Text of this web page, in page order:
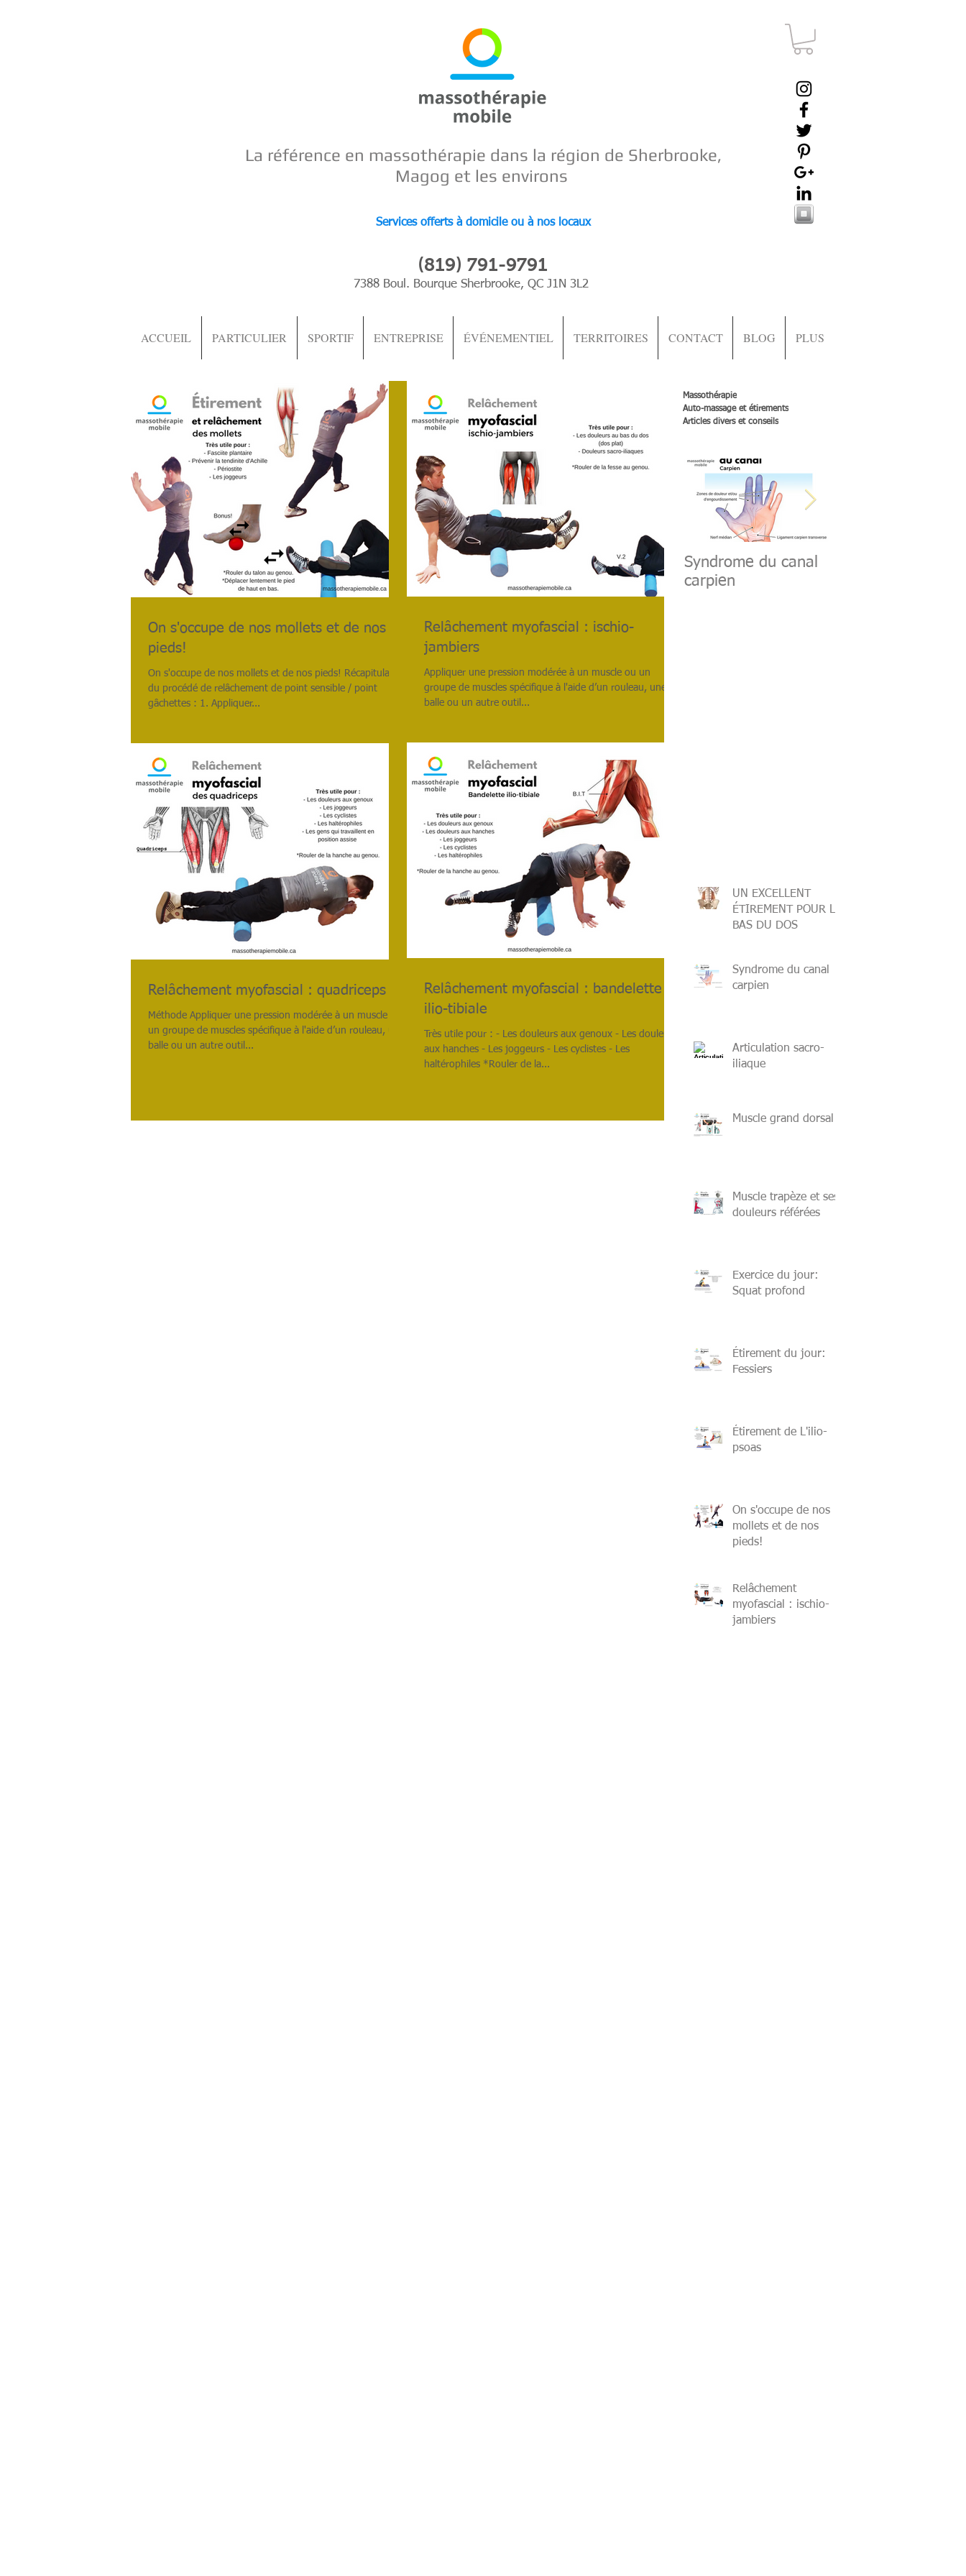
La référence en massothérapie dans la région de Sherbrooke,
Magog et les environs
Services offerts à domicile ou à nos locaux
(819) 791-9791
7388 Boul. Bourque Sherbrooke, QC J1N 3L2
ACCUEIL PARTICULIER SPORTIF ENTREPRISE ÉVÉNEMENTIEL TERRITOIRES CONTACT BLOG PLUS
On s'occupe de nos mollets et de nos
pieds!
On s'occupe de nos mollets et de nos pieds! Récapitulatif
du procédé de relâchement de point sensible / point
gâchettes : 1. Appliquer...
Relâchement myofascial : ischio-
jambiers
Appliquer une pression modérée à un muscle ou un
groupe de muscles spécifique à l'aide d’un rouleau, une
balle ou un autre outil...
Relâchement myofascial : quadriceps
Méthode Appliquer une pression modérée à un muscle ou
un groupe de muscles spécifique à l'aide d’un rouleau, une
balle ou un autre outil...
Relâchement myofascial : bandelette
ilio-tibiale
Très utile pour : - Les douleurs aux genoux - Les douleurs
aux hanches - Les joggeurs - Les cyclistes - Les
haltérophiles *Rouler de la...
Massothérapie
Auto-massage et étirements
Articles divers et conseils
Syndrome du canal
carpien
UN EXCELLENT
ÉTIREMENT POUR LE
BAS DU DOS
Syndrome du canal
carpien
Articulation sacro-
iliaque
Muscle grand dorsal
Muscle trapèze et ses
douleurs référées
Exercice du jour:
Squat profond
Étirement du jour:
Fessiers
Étirement de L'ilio-
psoas
On s'occupe de nos
mollets et de nos
pieds!
Relâchement
myofascial : ischio-
jambiers